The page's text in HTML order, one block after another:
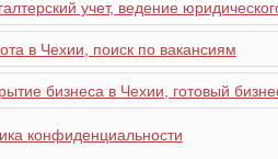
учет, ведение
в Чехии, поиск по вакансиям
бизнеса в Чехии, готовый
конфиденциальности